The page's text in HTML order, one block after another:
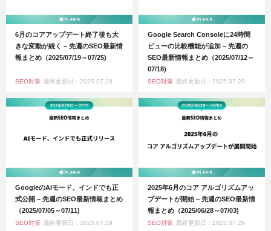
6⽉のコアアップデート終了後も大
きな変動が続く – 先週のSEO最新情
報まとめ（2025/07/19～07/25)
SEO対策 最終更新日：2025.07.29
Google Search Consoleに24時間
ビューの比較機能が追加 – 先週の
SEO最新情報まとめ（2025/07/12～
07/18)
SEO対策 最終更新日：2025.07.29
GoogleのAIモード、インドでも正
式公開 – 先週のSEO最新情報まとめ
（2025/07/05～07/11)
SEO対策 最終更新日：2025.07.29
2025年6月のコア アルゴリズムアッ
プデートが開始 – 先週のSEO最新情
報まとめ（2025/06/28～07/03)
SEO対策 最終更新日：2025.07.29